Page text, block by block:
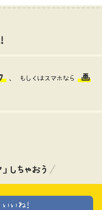
、 もしくはスマホなら
画
しちゃおう
いいね!